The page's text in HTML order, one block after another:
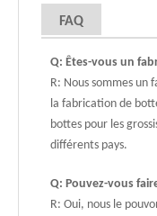
FAQ
Q: Êtes-vous un
R: Nous sommes un
la fabrication de
bottes pour les
différents pays.
Q: Pouvez-vous
R: Oui, nous le